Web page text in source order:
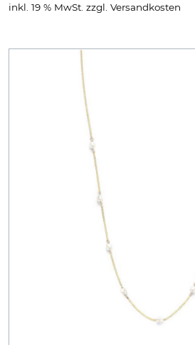
inkl. 19 % MwSt. zzgl. Versandkosten